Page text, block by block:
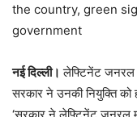
the country, green
government
नई दिल्ली। लेफ्टिनेंट जनरल
सरकार ने उनकी नियुक्ति को
‘सरकार ने लेफ्टिनेंट जनरल